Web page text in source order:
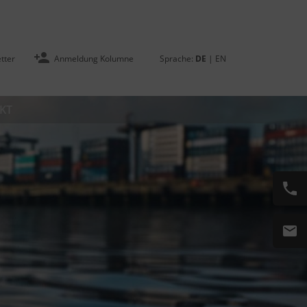
Anmeldung Kolumne Sprache: DE | EN